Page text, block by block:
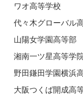
ワオ高等学校
代々木グローバル
山陽女学園高等部
湘南一ツ星高等学
野田鎌田学園横浜
大阪つくば開成高